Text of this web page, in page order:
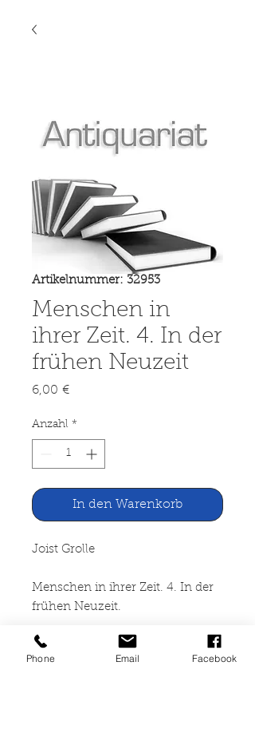
Artikelnummer: 32953
Menschen in
ihrer Zeit. 4. In der
frühen Neuzeit
6,00 €Preis
Anzahl *
In den Warenkorb
Joist Grolle
Menschen in ihrer Zeit. 4. In der
frühen Neuzeit.
Mit einem Anhang Damals-
Heute-Morgen
Phone Email Facebook